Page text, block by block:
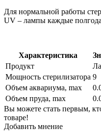
Для нормальной работы
UV – лампы каждые
Характеристика
Продукт
Мощность стерилизатора 9
Объем аквариума, max
Объем пруда, max
Вы можете стать первым,
товаре!
Добавить мнение